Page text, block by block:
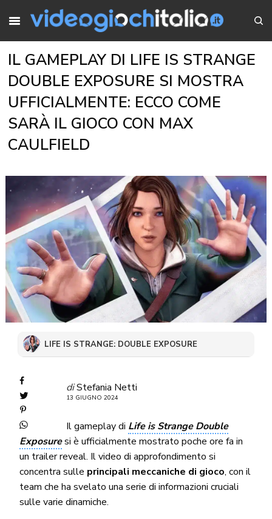
IL GAMEPLAY DI LIFE IS STRANGE
DOUBLE EXPOSURE SI MOSTRA
UFFICIALMENTE: ECCO COME
SARÀ IL GIOCO CON MAX
CAULFIELD
LIFE IS STRANGE: DOUBLE EXPOSURE
diStefania Netti
13 GIUGNO 2024
Il gameplay di Life is Strange Double
Exposuresi è ufficialmente mostrato poche ore fa in
un trailer reveal. Il video di approfondimento si
concentra sulle principali meccaniche di gioco, con il
team che ha svelato una serie di informazioni cruciali
sulle varie dinamiche.